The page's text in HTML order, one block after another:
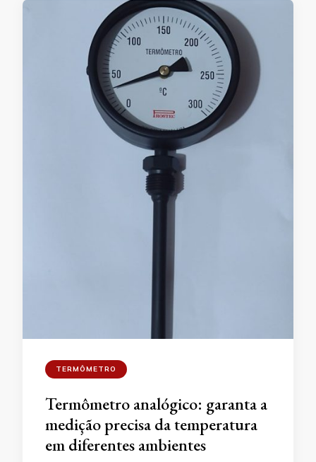
TERMÔMETRO
Termômetro analógico: garanta a
medição precisa da temperatura
em diferentes ambientes